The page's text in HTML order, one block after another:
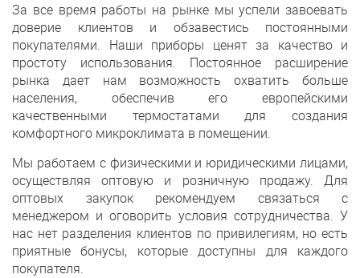
За все время работы на рынке мы успели завоевать
доверие клиентов и обзавестись постоянными
покупателями. Наши приборы ценят за качество и
простоту использования. Постоянное расширение
рынка дает нам возможность охватить больше
населения, обеспечив его европейскими
качественными термостатами для создания
комфортного микроклимата в помещении.
Мы работаем с физическими и юридическими лицами,
осуществляя оптовую и розничную продажу. Для
оптовых закупок рекомендуем связаться с
менеджером и оговорить условия сотрудничества. У
нас нет разделения клиентов по привилегиям, но есть
приятные бонусы, которые доступны для каждого
покупателя.